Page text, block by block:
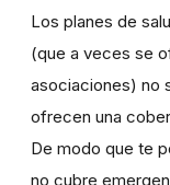
Los planes de
(que a veces se
asociaciones) no
ofrecen una
De modo que te
no cubre